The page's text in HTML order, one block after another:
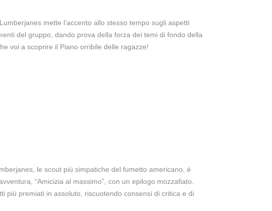
mette l’accento allo stesso tempo sugli aspetti
del gruppo, dando prova della forza dei temi di fondo della
voi a scoprire il Piano orribile delle ragazze!
le scout più simpatiche del fumetto americano, è
“Amicizia al massimo”, con un epilogo mozzafiato.
più premiati in assoluto, riscuotendo consensi di critica e di